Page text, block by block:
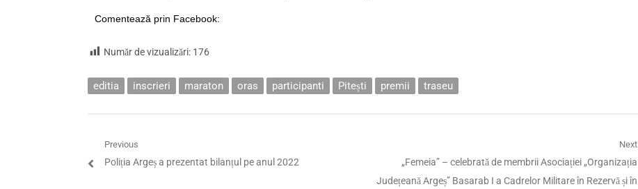
Comentează prin Facebook:
Număr de vizualizări: 176
editia inscrieri maraton oras participanti Pitești premii traseu
Navigare
în
Previous
Previous
Poliția Argeș a prezentat bilanțul pe anul 2022
Next
Next
post:
„Femeia” – celebrată de membrii Asociației „Organizația
Județeană Argeș” Basarab I a Cadrelor Militare în Rezervă și în